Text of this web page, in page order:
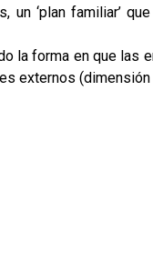
‘plan familiar’
la forma en que las
externos